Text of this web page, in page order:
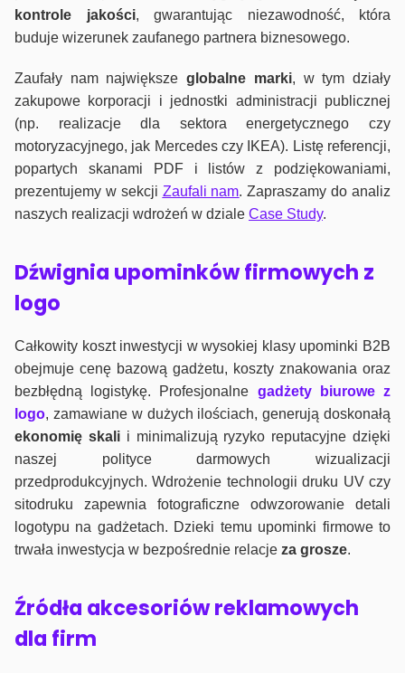
kontrole jakości, gwarantując niezawodność, która
buduje wizerunek zaufanego partnera biznesowego.
Zaufały nam największeglobalne marki, w tym działy
zakupowe korporacji i jednostki administracji publicznej
(np. realizacje dla sektora energetycznego czy
motoryzacyjnego, jak Mercedes czy IKEA). Listę referencji,
popartych skanami PDF i listów z podziękowaniami,
prezentujemy w sekcji Zaufali nam. Zapraszamy do analiz
naszych realizacji wdrożeń w dziale Case Study.
Dźwignia upominków firmowych z
logo
Całkowity koszt inwestycji w wysokiej klasy upominki B2B
obejmuje cenę bazową gadżetu, koszty znakowania oraz
bezbłędną logistykę. Profesjonalne gadżety biurowe z
logo, zamawiane w dużych ilościach, generują doskonałą
ekonomię skalii minimalizują ryzyko reputacyjne dzięki
naszej polityce darmowych wizualizacji
przedprodukcyjnych. Wdrożenie technologii druku UV czy
sitodruku zapewnia fotograficzne odwzorowanie detali
logotypu na gadżetach. Dzieki temu upominki firmowe to
trwała inwestycja w bezpośrednie relacje za grosze.
Źródła akcesoriów reklamowych
dla firm